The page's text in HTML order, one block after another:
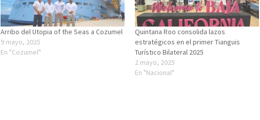
Arribo del Utopia of the Seas a Cozumel
9 mayo, 2025
En "Cozumel"
Quintana Roo consolida lazos
estratégicos en el primer Tianguis
Turístico Bilateral 2025
2 mayo, 2025
En "Nacional"